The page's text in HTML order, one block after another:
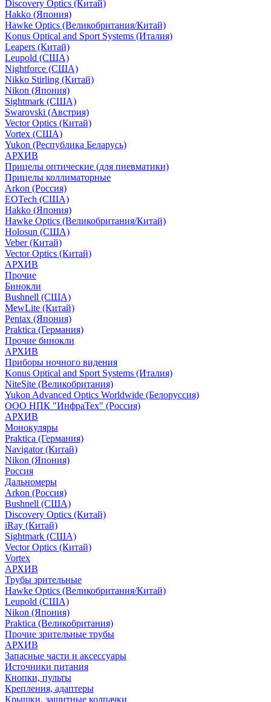
Discovery Optics (Китай)
Hakko (Япония)
Hawke Optics (Великобритания/Китай)
Konus Optical and Sport Systems (Италия)
Leapers (Китай)
Leupold (США)
Nightforce (США)
Nikko Stirling (Китай)
Nikon (Япония)
Sightmark (США)
Swarovski (Австрия)
Vector Optics (Китай)
Vortex (США)
Yukon (Республика Беларусь)
АРХИВ
Прицелы оптические (для пневматики)
Прицелы коллиматорные
Arkon (Россия)
EOTech (США)
Hakko (Япония)
Hawke Optics (Великобритания/Китай)
Holosun (США)
Veber (Китай)
Vector Optics (Китай)
АРХИВ
Прочие
Бинокли
Bushnell (США)
MewLite (Китай)
Pentax (Япония)
Praktica (Германия)
Прочие бинокли
АРХИВ
Приборы ночного видения
Konus Optical and Sport Systems (Италия)
NiteSite (Великобритания)
Yukon Advanced Optics Worldwide (Белоруссия)
ООО НПК "ИнфраТех" (Россия)
АРХИВ
Монокуляры
Praktica (Германия)
Navigator (Китай)
Nikon (Япония)
Россия
Дальномеры
Arkon (Россия)
Bushnell (США)
Discovery Optics (Китай)
iRay (Китай)
Sightmark (США)
Vector Optics (Китай)
Vortex
АРХИВ
Трубы зрительные
Hawke Optics (Великобритания/Китай)
Leupold (США)
Nikon (Япония)
Praktica (Великобритания)
Прочие зрительные трубы
АРХИВ
Запасные части и аксессуары
Источники питания
Кнопки, пульты
Крепления, адаптеры
Крышки, защитные колпачки